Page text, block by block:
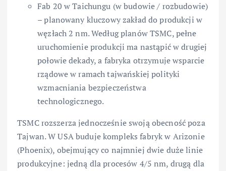
Fab 20 w Taichungu (w budowie / rozbudowie)
– planowany kluczowy zakład do produkcji w
węzłach 2 nm. Według planów TSMC, pełne
uruchomienie produkcji ma nastąpić w drugiej
połowie dekady, a fabryka otrzymuje wsparcie
rządowe w ramach tajwańskiej polityki
wzmacniania bezpieczeństwa
technologicznego.
TSMC rozszerza jednocześnie swoją obecność poza
Tajwan. W USA buduje kompleks fabryk w Arizonie
(Phoenix), obejmujący co najmniej dwie duże linie
produkcyjne: jedną dla procesów 4/5 nm, drugą dla